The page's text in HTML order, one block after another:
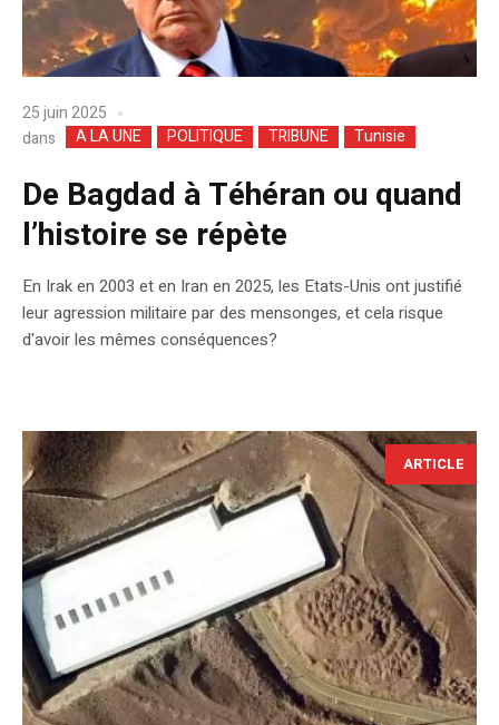
25 juin 2025
dans
A LA UNE POLITIQUE TRIBUNE Tunisie
De Bagdad à Téhéran ou quand
l’histoire se répète
En Irak en 2003 et en Iran en 2025, les Etats-Unis ont justifié
leur agression militaire par des mensonges, et cela risque
d'avoir les mêmes conséquences?
ARTICLE